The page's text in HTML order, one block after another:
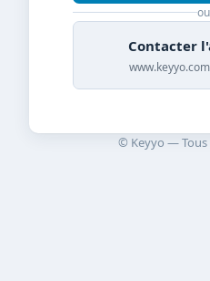
ou
Contacter
© Keyyo — Tous